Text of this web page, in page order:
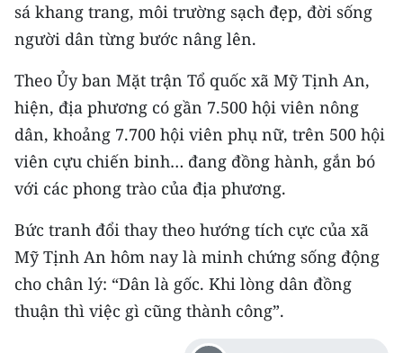
sá khang trang, môi trường sạch đẹp, đời sống
người dân từng bước nâng lên.
Theo Ủy ban Mặt trận Tổ quốc xã Mỹ Tịnh An,
hiện, địa phương có gần 7.500 hội viên nông
dân, khoảng 7.700 hội viên phụ nữ, trên 500 hội
viên cựu chiến binh… đang đồng hành, gắn bó
với các phong trào của địa phương.
Bức tranh đổi thay theo hướng tích cực của xã
Mỹ Tịnh An hôm nay là minh chứng sống động
cho chân lý: “Dân là gốc. Khi lòng dân đồng
thuận thì việc gì cũng thành công”.